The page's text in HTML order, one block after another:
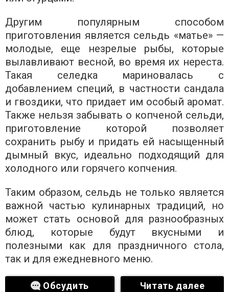
Другим популярным способом
приготовления является сельдь «матье» —
молодые, еще незрелые рыбы, которые
вылавливают весной, во время их нереста.
Такая селедка мариновалась с
добавлением специй, в частности сандала
и гвоздики, что придает им особый аромат.
Также нельзя забывать о копченой сельди,
приготовление которой позволяет
сохранить рыбу и придать ей насыщенный
дымный вкус, идеально подходящий для
холодного или горячего копчения.
Таким образом, сельдь не только является
важной частью кулинарных традиций, но
может стать основой для разнообразных
блюд, которые будут вкусными и
полезными как для праздничного стола,
так и для ежедневного меню.
Обсудить Читать далее